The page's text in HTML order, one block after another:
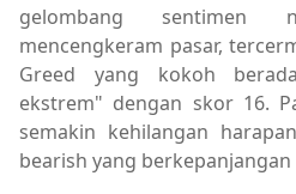
gelombang sentimen
mencengkeram pasar,
Greed yang kokoh
ekstrem" dengan skor 16.
semakin kehilangan
bearish yang berkepanjangan